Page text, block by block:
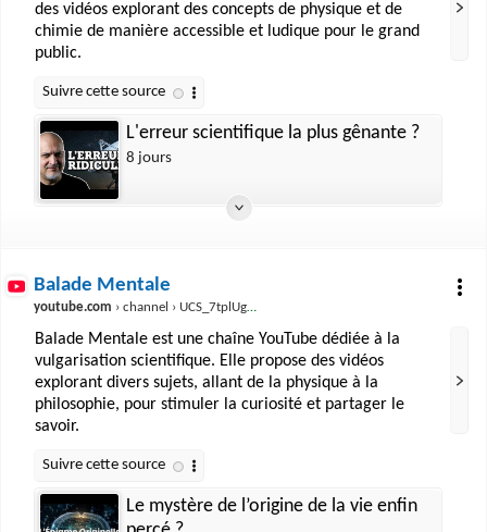
des vidéos explorant des concepts de physique et de
chimie de manière accessible et ludique pour le grand
public.
L'erreur scientifique la plus gênante ?
8 jours
Balade Mentale
youtube.com › channel › UCS_7tplUgzJG4DhA16re5Yg
Balade Mentale est une chaîne YouTube dédiée à la
vulgarisation scientifique. Elle propose des vidéos
explorant divers sujets, allant de la physique à la
philosophie, pour stimuler la curiosité et partager le
savoir.
Le mystère de l’origine de la vie enfin